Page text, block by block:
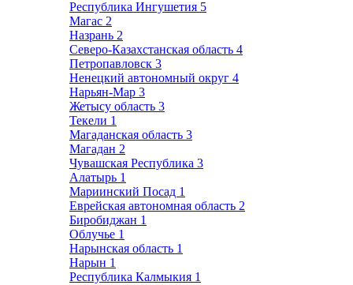
Республика Ингушетия 5
Магас 2
Назрань 2
Северо-Казахстанская область 4
Петропавловск 3
Ненецкий автономный округ 4
Нарьян-Мар 3
Жетысу область 3
Текели 1
Магаданская область 3
Магадан 2
Чувашская Республика 3
Алатырь 1
Мариинский Посад 1
Еврейская автономная область 2
Биробиджан 1
Облучье 1
Нарынская область 1
Нарын 1
Республика Калмыкия 1